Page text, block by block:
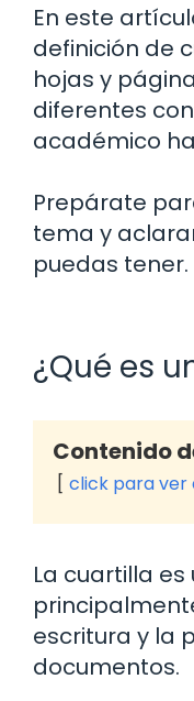
En este
definición de
hojas y
diferentes
académico
Prepárate
tema y
puedas tener.
¿Qué es
Contenido
click para ver
La cuartilla
escritura y la
documentos.